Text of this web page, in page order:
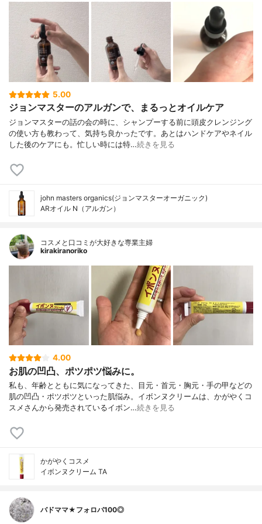
5.00
ジョンマスターのアルガンで、まるっとオイルケア
ジョンマスターの話の会の時に、シャンプーする前に頭皮クレンジング
の使い方も教わって、気持ち良かったです。あとはハンドケアやネイル
した後のケアにも。忙しい時には特…続きを見る
john masters organics(ジョンマスターオーガニック)
ARオイル N（アルガン）
コスメと口コミが大好きな専業主婦
kirakiranoriko
4.00
お肌の凹凸、ポツポツ悩みに。
私も、年齢とともに気になってきた、目元・首元・胸元・手の甲などの
肌の凹凸・ポツポツといった肌悩み。イボンヌクリームは、かがやくコ
スメさんから発売されているイボン…続きを見る
かがやくコスメ
イボンヌクリーム TA
バドママ★フォロバ100◎